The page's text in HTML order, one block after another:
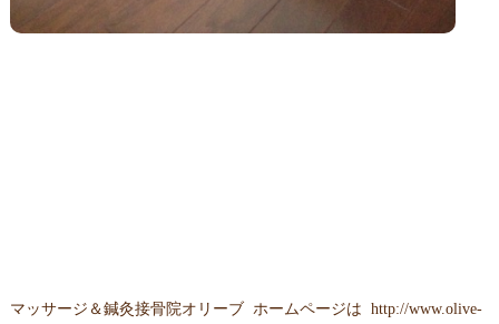
マッサージ＆鍼灸接骨院オリーブ ホームページは http://www.olive-